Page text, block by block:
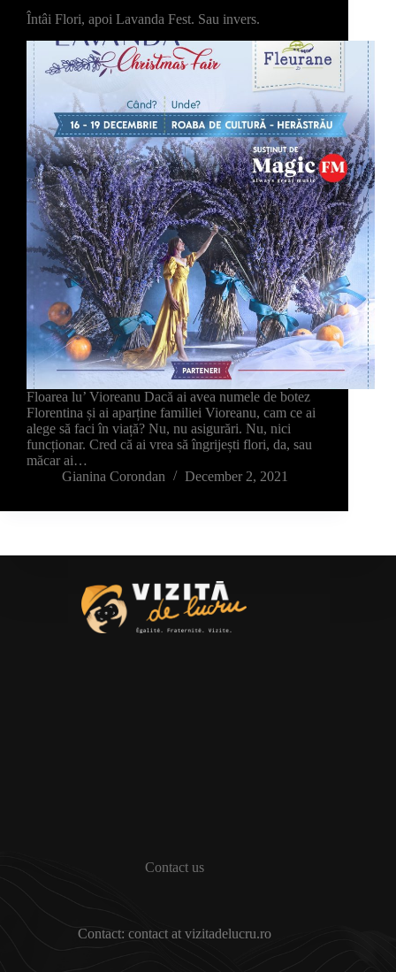
Întâi Flori, apoi Lavanda Fest. Sau invers.
Floarea lu’ Vioreanu Dacă ai avea numele de botez
Florentina și ai aparține familiei Vioreanu, cam ce ai
alege să faci în viață? Nu, nu asigurări. Nu, nici
funcționar. Cred că ai vrea să îngrijești flori, da, sau
măcar ai…
Gianina Corondan
December 2, 2021
Contact us
Contact: contact at vizitadelucru.ro